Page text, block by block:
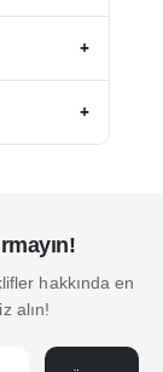
+
+
hakkında en
alın!